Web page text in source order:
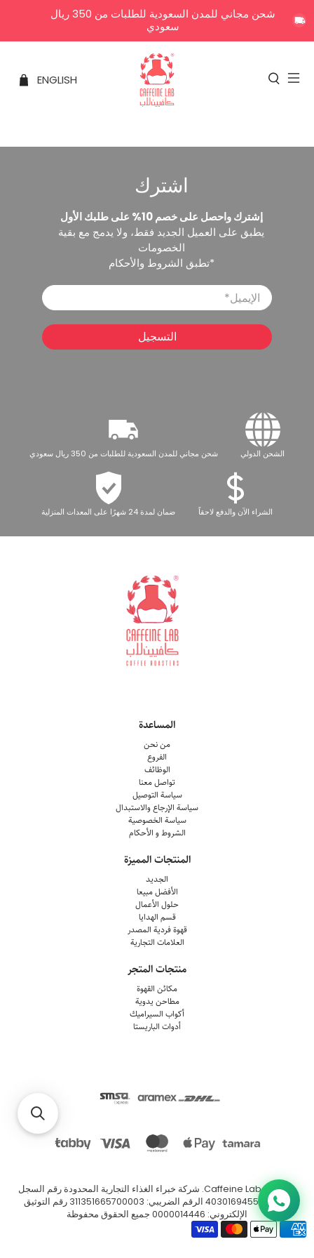
شحن مجاني للمدن السعودية للطلبات من 350 ريال
سعودي
ENGLISH
اشترك
إشترك واحصل على خصم 10% على طلبك الأول
يطبق على العميل الجديد فقط، ولا يدمج مع بقية
الخصومات
*تطبق الشروط والأحكام
الإيميل
التسجيل
الشحن الدولي شحن مجاني للمدن السعودية للطلبات من 350 ريال سعودي
الشراء الآن والدفع لاحقاً ضمان لمدة 24 شهرًا على المعدات المنزلية
المساعدة
من نحن
الفروع
الوظائف
تواصل معنا
سياسة التوصيل
سياسة الإرجاع والاستبدال
سياسة الخصوصية
الشروط و الأحكام
المنتجات المميزة
الجديد
الأفضل مبيعا
حلول الأعمال
قسم الهدايا
قهوة فردية المصدر
العلامات التجارية
منتجات المتجر
مكائن القهوة
مطاحن يدوية
أكواب السيراميك
أدوات الباريستا
© 2026
Caffeine Lab
. شركة خبراء الغذاء التجارية المحدودة رقم السجل
التجاري: 4030169455 الرقم الضريبي: 311351665700003 رقم التوثيق
الإلكتروني: 0000014446 جميع الحقوق محفوظة